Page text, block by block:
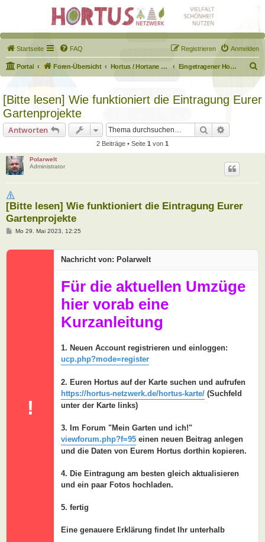
Startseite FAQ Anmelden
Registrieren
Portal Foren-Übersicht Hortus / Hortane Habitate / Garten auf dem Weg Eingetragener Hortus - Mein Hortus und ich!
u
[Bitte lesen] Wie funktioniert die Eintragung Eurer
Gartenprojekte
Antworten Suche
2 Beiträge • Seite 1 von 1
Polarwelt
Administrator
[Bitte lesen] Wie funktioniert die Eintragung Eurer
Gartenprojekte
B
t
Mo 29. Mai 2023, 12:25
!
Nachricht von: Polarwelt
Für die aktuellen Umzüge
hier vorab eine
Kurzanleitung
1. Neuen Account registrieren und einloggen:
ucp.php?mode=register
2. Euren Hortus auf der Karte suchen und aufrufen
https://hortus-netzwerk.de/hortus-karte/ (Suchfeld
unter der Karte links)
3. Im Forum "Mein Garten und ich!"
viewforum.php?f=95 einen neuen Beitrag anlegen
und die Daten von Eurem Hortus dorthin kopieren.
4. Die Eintragung am besten gleich aktualisieren
und ein paar Fotos hochladen.
5. fertig
Eine genauere Erklärung findet Ihr unterhalb